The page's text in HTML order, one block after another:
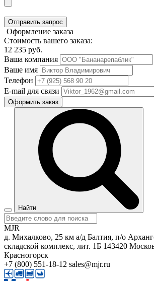
Отправить запрос
Оформление заказа
Стоимость вашего заказа:
12 235 руб.
Ваша компания
Ваше имя
Телефон
E-mail для связи
Оформить заказ
Найти
MJR
д. Михалково, 25 км а/д Балтия, п/о
складской комплекс, лит. 1Б 143420
Красногорск
+7 (800) 551-18-12 sales@mjr.ru